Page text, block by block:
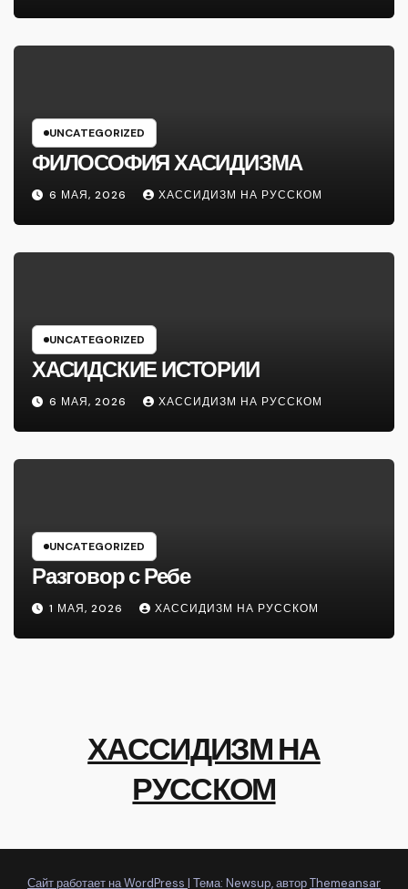
UNCATEGORIZED
ФИЛОСОФИЯ ХАСИДИЗМА
6 МАЯ, 2026 ХАССИДИЗМ НА РУССКОМ
UNCATEGORIZED
ХАСИДСКИЕ ИСТОРИИ
6 МАЯ, 2026 ХАССИДИЗМ НА РУССКОМ
UNCATEGORIZED
Разговор с Ребе
1 МАЯ, 2026 ХАССИДИЗМ НА РУССКОМ
ХАССИДИЗМ НА
РУССКОМ
Сайт работает на WordPress | Тема: Newsup, авторThemeansar